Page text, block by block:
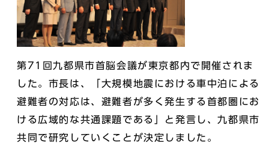
第71回九都県市首脳会議が東京都内で開催されま
した。市長は、「大規模地震における車中泊による
避難者の対応は、避難者が多く発生する首都圏にお
ける広域的な共通課題である」と発言し、九都県市
共同で研究していくことが決定しました。